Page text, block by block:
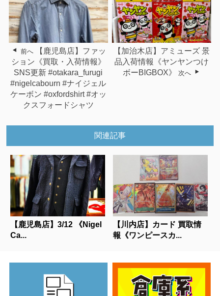
前へ
【鹿児島店】ファッ
ション《買取・入荷情報》
SNS更新 #otakara_furugi
#nigelcabourn #ナイジェル
ケーボン #oxfordshirt #オッ
クスフォードシャツ
【加治木店】アミューズ 景
品入荷情報《ヤンヤンつけ
ボーBIGBOX》
次へ
関連記事
【鹿児島店】3/12 《Nigel
Ca...
【川内店】カード 買取情
報《ワンピースカ...